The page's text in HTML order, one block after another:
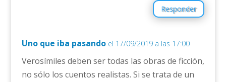
Responder
Uno que iba pasando el 17/09/2019 a las 17:00
Verosímiles deben ser todas las obras de ficción,
no sólo los cuentos realistas. Si se trata de un